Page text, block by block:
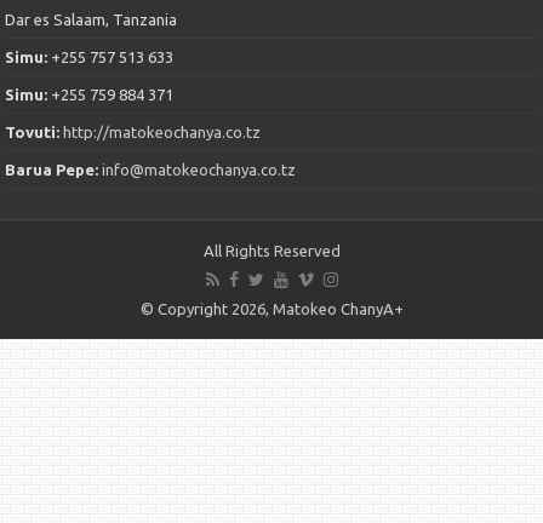
Dar es Salaam, Tanzania
Simu: +255 757 513 633
Simu: +255 759 884 371
Tovuti: http://matokeochanya.co.tz
Barua Pepe:info@matokeochanya.co.tz
All Rights Reserved
© Copyright 2026, Matokeo ChanyA+